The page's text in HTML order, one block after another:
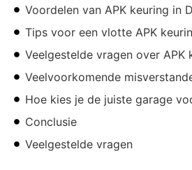
Voordelen van APK keuring in
Tips voor een vlotte APK
Veelgestelde vragen over APK
Veelvoorkomende
Hoe kies je de juiste garage
Conclusie
Veelgestelde vragen